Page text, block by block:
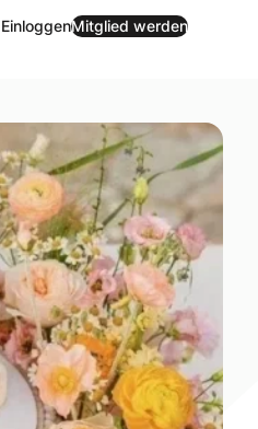
EinloggenMitglied werden